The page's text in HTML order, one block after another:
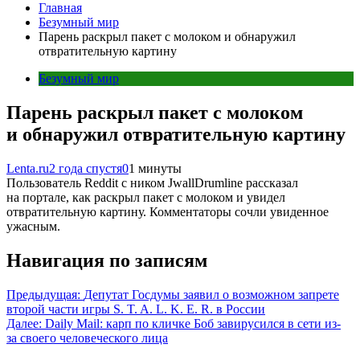
Главная
Безумный мир
Парень раскрыл пакет с молоком и обнаружил
отвратительную картину
Безумный мир
Парень раскрыл пакет с молоком
и обнаружил отвратительную картину
Lenta.ru2 года спустя01 минуты
Пользователь Reddit с ником JwallDrumline рассказал
на портале, как раскрыл пакет с молоком и увидел
отвратительную картину. Комментаторы сочли увиденное
ужасным.
Навигация по записям
Предыдущая: Депутат Госдумы заявил о возможном запрете
второй части игры S. T. A. L. K. E. R. в России
Далее: Daily Mail: карп по кличке Боб завирусился в сети из-
за своего человеческого лица